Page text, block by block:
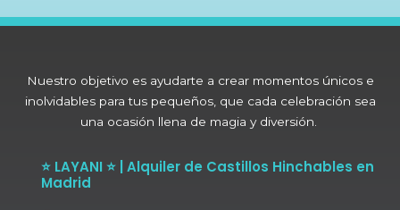
Nuestro objetivo es ayudarte a crear momentos únicos e
inolvidables para tus pequeños, que cada celebración sea
una ocasión llena de magia y diversión.
⭐ LAYANI ⭐ | Alquiler de Castillos Hinchables en
Madrid